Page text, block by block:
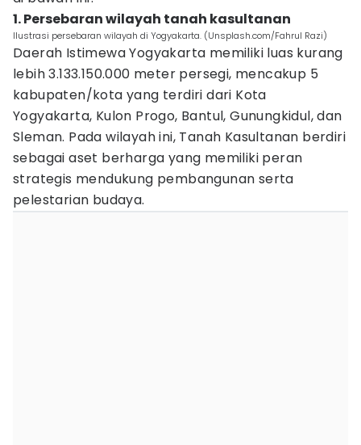
1. Persebaran wilayah tanah kasultanan
Ilustrasi persebaran wilayah di Yogyakarta. (Unsplash.com/Fahrul Razi)
Daerah Istimewa Yogyakarta memiliki luas kurang
lebih 3.133.150.000 meter persegi, mencakup 5
kabupaten/kota yang terdiri dari Kota
Yogyakarta, Kulon Progo, Bantul, Gunungkidul, dan
Sleman. Pada wilayah ini, Tanah Kasultanan berdiri
sebagai aset berharga yang memiliki peran
strategis mendukung pembangunan serta
pelestarian budaya.